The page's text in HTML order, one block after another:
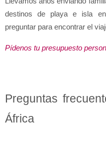
destinos de playa e isla
preguntar para encontrar el
Pídenos tu presupuesto
Preguntas
África